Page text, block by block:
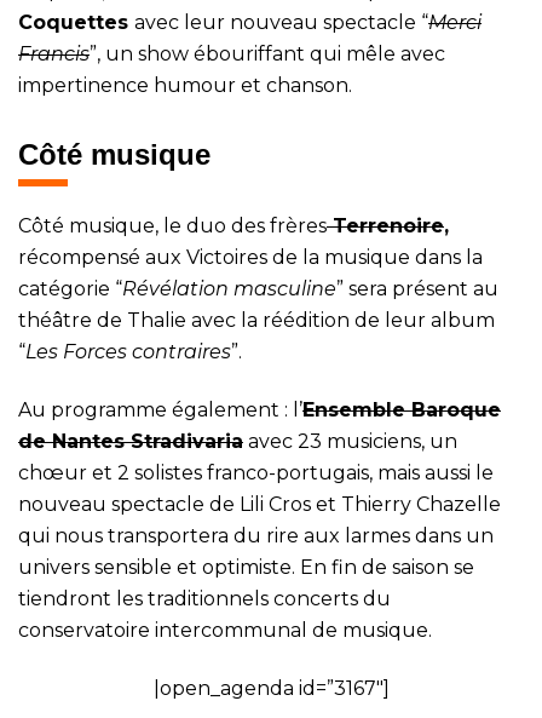
Coquettes avec leur nouveau spectacle “Merci
Francis”, un show ébouriffant qui mêle avec
impertinence humour et chanson.
Côté musique
Côté musique, le duo des frèresTerrenoire,
récompensé aux Victoires de la musique dans la
catégorie “Révélation masculine” sera présent au
théâtre de Thalie avec la réédition de leur album
“Les Forces contraires”.
Au programme également : l’Ensemble Baroque
de Nantes Stradivaria avec 23 musiciens, un
chœur et 2 solistes franco-portugais, mais aussi le
nouveau spectacle de Lili Cros et Thierry Chazelle
qui nous transportera du rire aux larmes dans un
univers sensible et optimiste. En fin de saison se
tiendront les traditionnels concerts du
conservatoire intercommunal de musique.
|open_agenda id=”3167″]